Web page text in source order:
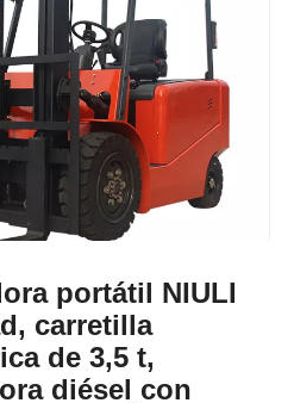
portátil NIULI
carretilla
de 3,5 t,
diésel con